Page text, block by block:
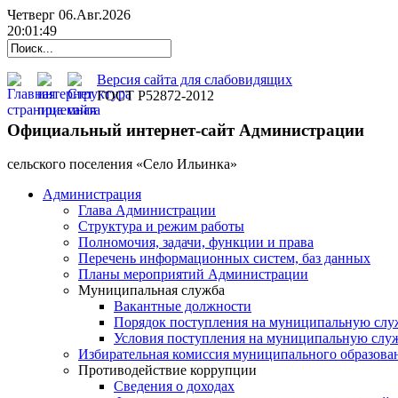
Четверг 06.Авг.2026
20:01:50
Версия сайта для слабовидящих
ГОСТ Р52872-2012
Официальный интернет-сайт Администрации
cельского поселения «Село Ильинка»
Администрация
Глава Администрации
Структура и режим работы
Полномочия, задачи, функции и права
Перечень информационных систем, баз данных
Планы мероприятий Администрации
Муниципальная служба
Вакантные должности
Порядок поступления на муниципальную
Условия поступления на муниципальную
Избирательная комиссия муниципального
Противодействие коррупции
Сведения о доходах